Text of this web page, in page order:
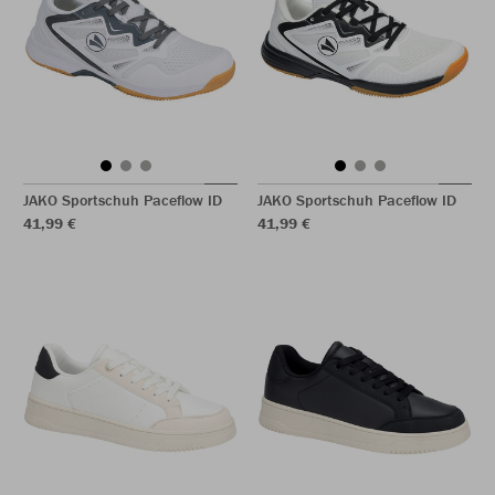
JAKO Sportschuh Paceflow ID
41,99 €
JAKO Sportschuh Paceflow ID
41,99 €